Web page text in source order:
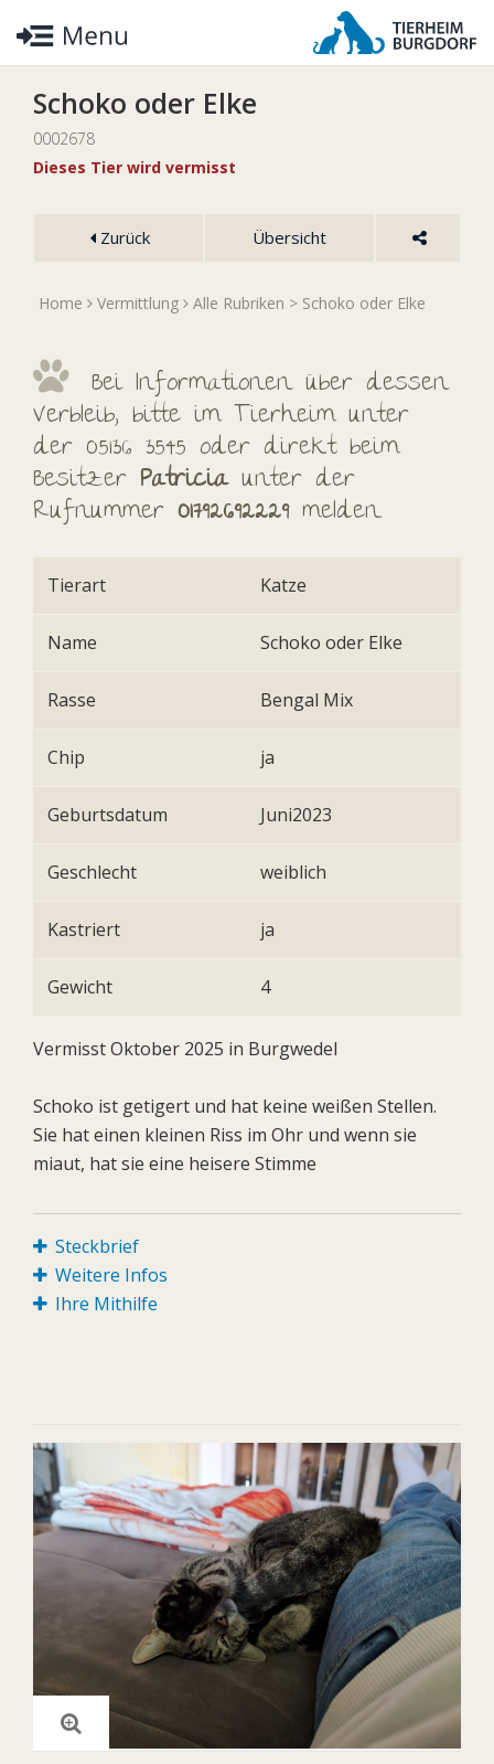
Schoko oder Elke
0002678
Dieses Tier wird vermisst
Zurück Übersicht
Home Vermittlung Alle Rubriken > Schoko oder Elke
Bei Informationen über dessen
Verbleib, bitte im Tierheim unter
der 05136 3545 oder direkt beim
Besitzer Patriciaunter der
Rufnummer 01792692229melden.
Tierart Katze
Name Schoko oder Elke
Rasse Bengal Mix
Chip ja
Geburtsdatum Juni2023
Geschlecht weiblich
Kastriert ja
Gewicht 4
Vermisst Oktober 2025 in Burgwedel
Schoko ist getigert und hat keine weißen Stellen.
Sie hat einen kleinen Riss im Ohr und wenn sie
miaut, hat sie eine heisere Stimme
Steckbrief
Weitere Infos
Ihre Mithilfe